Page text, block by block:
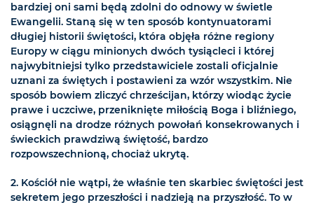
bardziej oni sami będą zdolni do odnowy w świetle
Ewangelii. Staną się w ten sposób kontynuatorami
długiej historii świętości, która objęła różne regiony
Europy w ciągu minionych dwóch tysiącleci i której
najwybitniejsi tylko przedstawiciele zostali oficjalnie
uznani za świętych i postawieni za wzór wszystkim. Nie
sposób bowiem zliczyć chrześcijan, którzy wiodąc życie
prawe i uczciwe, przeniknięte miłością Boga i bliźniego,
osiągnęli na drodze różnych powołań konsekrowanych i
świeckich prawdziwą świętość, bardzo
rozpowszechnioną, chociaż ukrytą.
2. Kościół nie wątpi, że właśnie ten skarbiec świętości jest
sekretem jego przeszłości i nadzieją na przyszłość. To w